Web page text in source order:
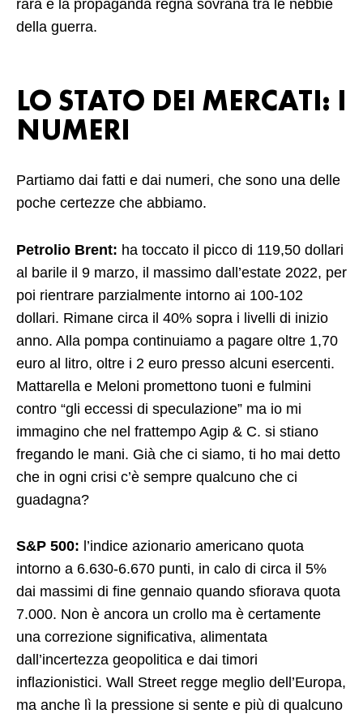
rara e la propaganda regna sovrana tra le nebbie
della guerra.
LO STATO DEI MERCATI: I
NUMERI
Partiamo dai fatti e dai numeri, che sono una delle
poche certezze che abbiamo.
Petrolio Brent: ha toccato il picco di 119,50 dollari
al barile il 9 marzo, il massimo dall’estate 2022, per
poi rientrare parzialmente intorno ai 100-102
dollari. Rimane circa il 40% sopra i livelli di inizio
anno. Alla pompa continuiamo a pagare oltre 1,70
euro al litro, oltre i 2 euro presso alcuni esercenti.
Mattarella e Meloni promettono tuoni e fulmini
contro “gli eccessi di speculazione” ma io mi
immagino che nel frattempo Agip & C. si stiano
fregando le mani. Già che ci siamo, ti ho mai detto
che in ogni crisi c’è sempre qualcuno che ci
guadagna?
S&P 500: l’indice azionario americano quota
intorno a 6.630-6.670 punti, in calo di circa il 5%
dai massimi di fine gennaio quando sfiorava quota
7.000. Non è ancora un crollo ma è certamente
una correzione significativa, alimentata
dall’incertezza geopolitica e dai timori
inflazionistici. Wall Street regge meglio dell’Europa,
ma anche lì la pressione si sente e più di qualcuno